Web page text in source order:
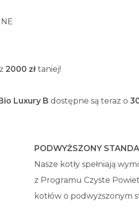
2000 zł taniej!
Luxury B dostępne są teraz o
PODWYŻSZONY
Nasze kotły spełniają
z Programu Czyste
kotłów o podwyższonym